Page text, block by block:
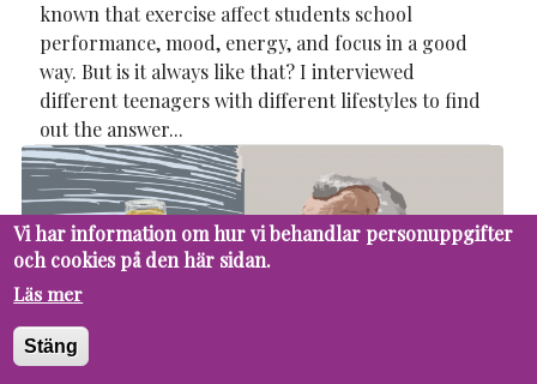
known that exercise affect students school
performance, mood, energy, and focus in a good
way. But is it always like that? I interviewed
different teenagers with different lifestyles to find
out the answer...
Vi har information om hur vi behandlar personuppgifter
och cookies på den här sidan.
Läs mer
Stäng